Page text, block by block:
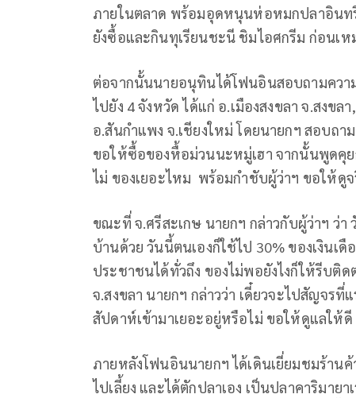
ภายในตลาด พร้อมอุดหนุนห่อหมกปลาอินท
ยังซื้อและกินทุเรียนชะนี ชิมไอศกรีม ก่อนเ
ต่อจากนั้นนายอนุทินได้โฟนอินสอบถามควา
ไปยัง 4 จังหวัด ได้แก่ อ.เมืองสงขลา จ.สงข
อ.สันกำแพง จ.เชียงใหม่ โดยนายกฯ สอบถา
ขอให้ซื้อของหื้อม่วนนะหมู่เฮา จากนั้นพูดคุย
ไม่ ของเยอะไหม พร้อมกำชับผู้ว่าฯ ขอให้ดู
ขณะที่ จ.ศรีสะเกษ นายกฯ กล่าวกับผู้ว่าฯ ว่
บ้านด้วย วันนี้ตนเองก็ใช้ไป 30% ของเงินเ
ประชาชนได้ทั่วถึง ของไม่พอยังไงก็ให้รีบติ
จ.สงขลา นายกฯ กล่าวว่า เดี๋ยวจะไปสัญจร
สัปดาห์เข้ามาเยอะอยู่หรือไม่ ขอให้ดูแลให้ดี
ภายหลังโฟนอินนายกฯ ได้เดินเยี่ยมชมร้าน
ไปเลี้ยง และได้ตักปลาเอง เป็นปลาคาริมาย